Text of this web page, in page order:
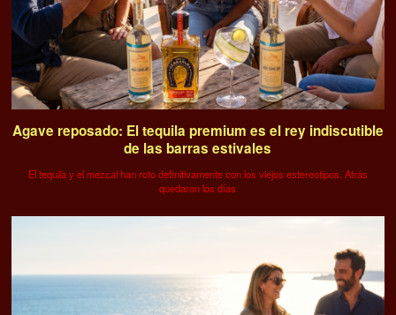
Agave reposado: El tequila premium es el rey indiscutible
de las barras estivales
El tequila y el mezcal han roto definitivamente con los viejos estereotipos. Atrás
quedaron los días